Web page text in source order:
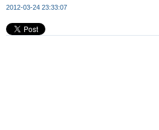
2012-03-24 23:33:07